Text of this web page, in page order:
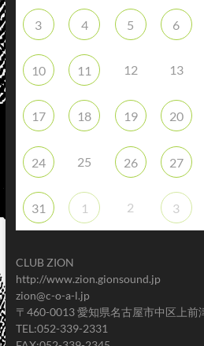
3 4 5 6
10 11 12 13
17 18 19 20
24 25 26 27
31 1 2 3
CLUB ZION
http://www.zion.gionsound.jp
zion@c-o-a-l.jp
〒460-0013 愛知県名古屋市中区上前
TEL:052-339-2331